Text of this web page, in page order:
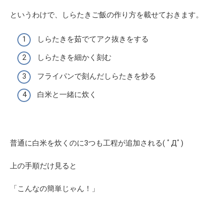
というわけで、しらたきご飯の作り方を載せておきます。
しらたきを茹でてアク抜きをする
しらたきを細かく刻む
フライパンで刻んだしらたきを炒る
白米と一緒に炊く
普通に白米を炊くのに3つも工程が追加される( ﾟДﾟ)
上の手順だけ見ると
「こんなの簡単じゃん！」